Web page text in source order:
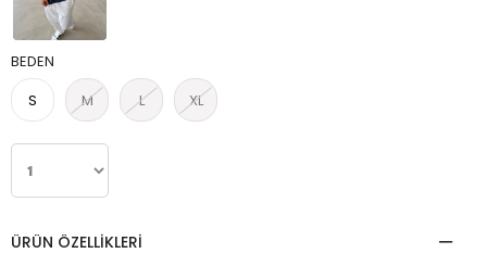
BEDEN
S
M L XL
ÜRÜN ÖZELLIKLERI